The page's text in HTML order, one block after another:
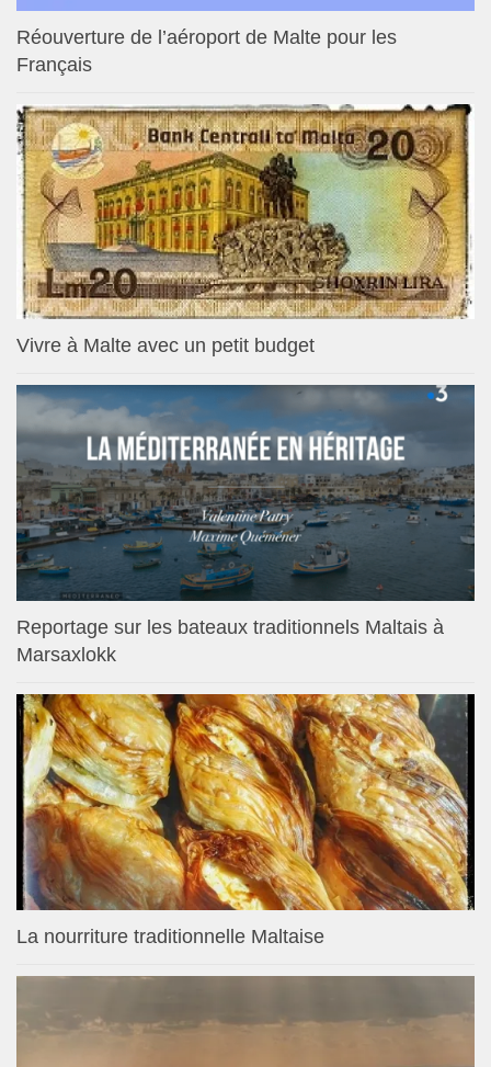
Réouverture de l’aéroport de Malte pour les
Français
Vivre à Malte avec un petit budget
Reportage sur les bateaux traditionnels Maltais à
Marsaxlokk
La nourriture traditionnelle Maltaise